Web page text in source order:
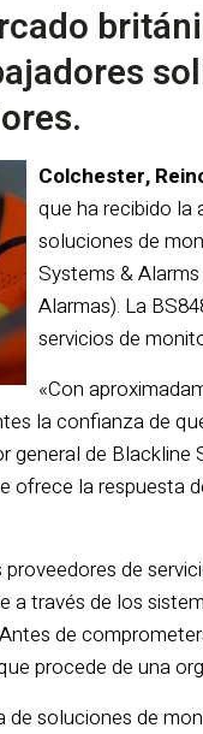
Colchester,
que ha recibido la
soluciones de
Systems &
Alarmas). La
servicios de
«Con
la confianza de
general de
ofrece la respuesta
de
a través de los
de
procede de una
soluciones de